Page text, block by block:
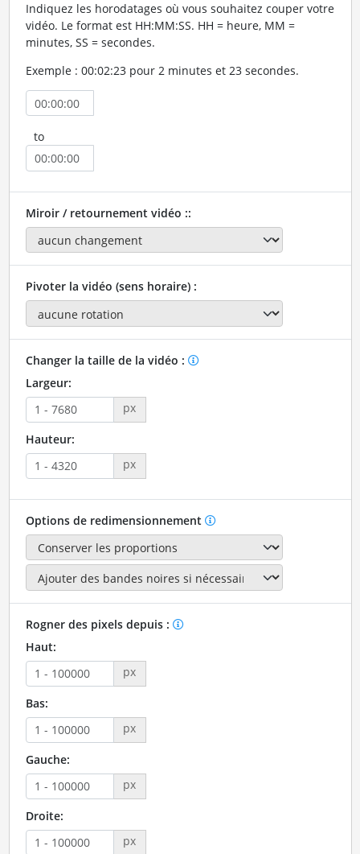
Indiquez les horodatages où vous souhaitez couper votre
vidéo. Le format est HH:MM:SS. HH = heure, MM =
minutes, SS = secondes.
Exemple : 00:02:23 pour 2 minutes et 23 secondes.
to
Miroir / retournement vidéo ::
Pivoter la vidéo (sens horaire) :
Changer la taille de la vidéo :
Largeur:
px
Hauteur:
px
Options de redimensionnement
Rogner des pixels depuis :
Haut:
px
Bas:
px
Gauche:
px
Droite:
px